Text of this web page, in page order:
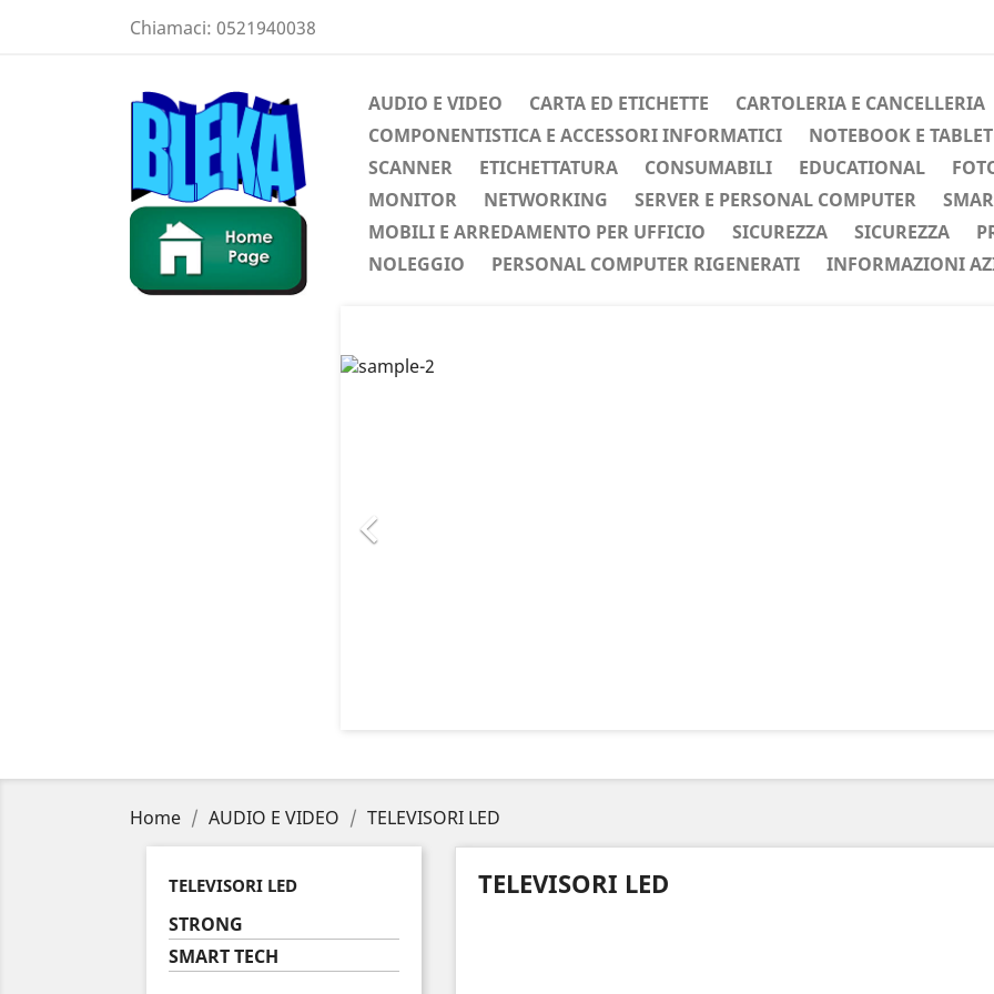
Chiamaci: 0521940038
AUDIO E VIDEO CARTA ED ETICHETTE
CARTOLERIA E CANCELLERIA
COMPONENTISTICA E ACCESSORI INFORMATICI
NOTEBOOK E TABLET
SCANNER
ETICHETTATURA CONSUMABILI EDUCATIONAL
MONITOR
NETWORKING SERVER E PERSONAL COMPUTER
MOBILI E ARREDAMENTO PER UFFICIO
SICUREZZA SICUREZZA
NOLEGGIO
PERSONAL COMPUTER RIGENERATI INFORMAZIONI

Home AUDIO E VIDEO TELEVISORI LED
TELEVISORI LED
STRONG
SMART TECH
TELEVISORI LED